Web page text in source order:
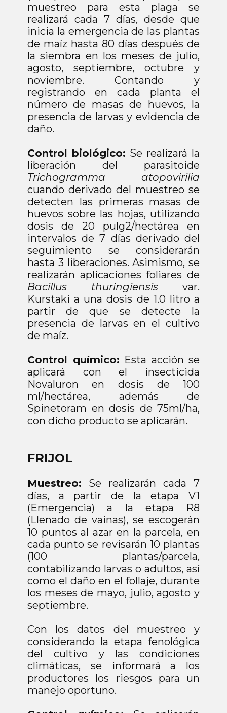
muestreo para esta plaga se
realizará cada 7 días, desde que
inicia la emergencia de las plantas
de maíz hasta 80 días después de
la siembra en los meses de julio,
agosto, septiembre, octubre y
noviembre. Contando y
registrando en cada planta el
número de masas de huevos, la
presencia de larvas y evidencia de
daño.
Control biológico: Se realizará la
liberación del parasitoide
Trichogramma atopovirilia
cuando derivado del muestreo se
detecten las primeras masas de
huevos sobre las hojas, utilizando
dosis de 20 pulg2/hectárea en
intervalos de 7 días derivado del
seguimiento se considerarán
hasta 3 liberaciones. Asimismo, se
realizarán aplicaciones foliares de
Bacillus thuringiensis var.
Kurstaki a una dosis de 1.0 litro a
partir de que se detecte la
presencia de larvas en el cultivo
de maíz.
Control químico: Esta acción se
aplicará con el insecticida
Novaluron en dosis de 100
ml/hectárea, además de
Spinetoram en dosis de 75ml/ha,
con dicho producto se aplicarán.
FRIJOL
Muestreo: Se realizarán cada 7
días, a partir de la etapa V1
(Emergencia) a la etapa R8
(Llenado de vainas), se escogerán
10 puntos al azar en la parcela, en
cada punto se revisarán 10 plantas
(100 plantas/parcela,
contabilizando larvas o adultos, así
como el daño en el follaje, durante
los meses de mayo, julio, agosto y
septiembre.
Con los datos del muestreo y
considerando la etapa fenológica
del cultivo y las condiciones
climáticas, se informará a los
productores los riesgos para un
manejo oportuno.